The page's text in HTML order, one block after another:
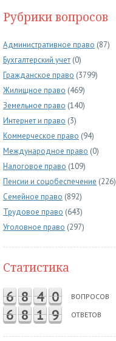
Рубрики вопросов
Административное право (87)
Бухгалтерский учет (0)
Гражданское право (3799)
Жилищное право (469)
Земельное право (140)
Интернет и право (3)
Коммерческое право (94)
Международное право (0)
Налоговое право (109)
Пенсии и соцобеспечение (226)
Семейное право (892)
Трудовое право (643)
Уголовное право (297)
Статистика
6 8 4 0 ВОПРОСОВ
6 8 1 9 ОТВЕТОВ